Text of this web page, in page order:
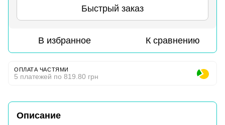
Быстрый заказ
В избранное К сравнению
ОПЛАТА ЧАСТЯМИ
5 платежей по 819.80 грн
Описание